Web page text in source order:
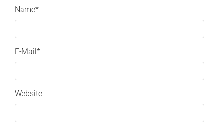
Name*
E-Mail *
Website